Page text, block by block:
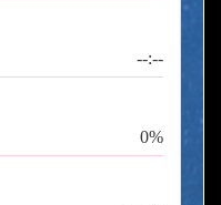
--:--
0%